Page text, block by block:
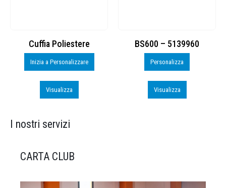
Cuffia Poliestere
Inizia a Personalizzare
Visualizza
BS600 – 5139960
Personalizza
Visualizza
I nostri servizi
CARTA CLUB